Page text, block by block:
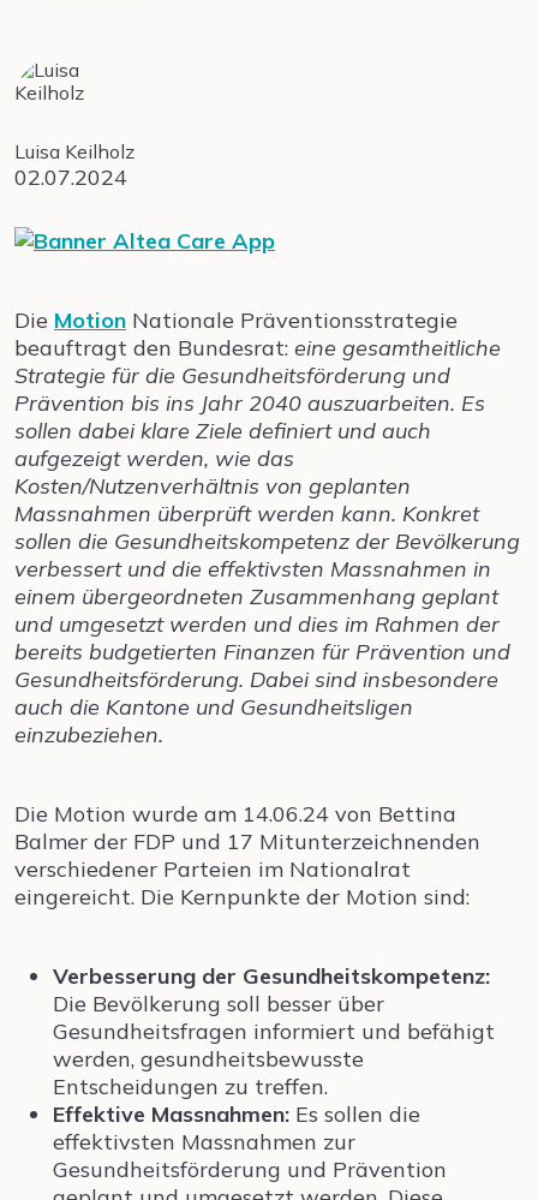
Luisa Keilholz
02.07.2024
Die Motion Nationale Präventionsstrategie
beauftragt den Bundesrat: eine gesamtheitliche
Strategie für die Gesundheitsförderung und
Prävention bis ins Jahr 2040 auszuarbeiten. Es
sollen dabei klare Ziele definiert und auch
aufgezeigt werden, wie das
Kosten/Nutzenverhältnis von geplanten
Massnahmen überprüft werden kann. Konkret
sollen die Gesundheitskompetenz der Bevölkerung
verbessert und die effektivsten Massnahmen in
einem übergeordneten Zusammenhang geplant
und umgesetzt werden und dies im Rahmen der
bereits budgetierten Finanzen für Prävention und
Gesundheitsförderung. Dabei sind insbesondere
auch die Kantone und Gesundheitsligen
einzubeziehen.
Die Motion wurde am 14.06.24 von Bettina
Balmer der FDP und 17 Mitunterzeichnenden
verschiedener Parteien im Nationalrat
eingereicht. Die Kernpunkte der Motion sind:
Verbesserung der Gesundheitskompetenz:
Die Bevölkerung soll besser über
Gesundheitsfragen informiert und befähigt
werden, gesundheitsbewusste
Entscheidungen zu treffen.
Effektive Massnahmen: Es sollen die
effektivsten Massnahmen zur
Gesundheitsförderung und Prävention